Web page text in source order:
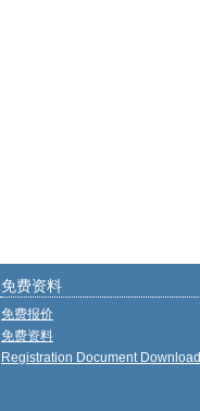
免费资料
免费报价
免费资料
Registration Document Download